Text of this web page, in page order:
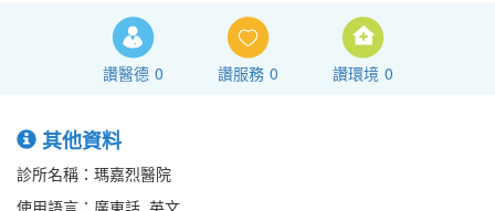
讚醫德 0 讚服務 0 讚環境 0
其他資料
診所名稱：瑪嘉烈醫院